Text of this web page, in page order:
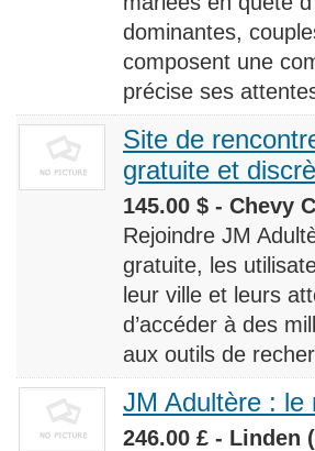
dominantes,
composent une
précise ses
Site de
gratuite et
145.00 $ - Chevy
Rejoindre JM
gratuite, les
leur ville et leurs
d’accéder à des
aux outils de
JM Adultère : le
246.00 £ - Linden